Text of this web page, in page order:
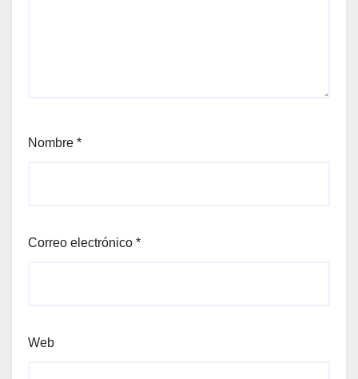
Nombre *
Correo electrónico *
Web